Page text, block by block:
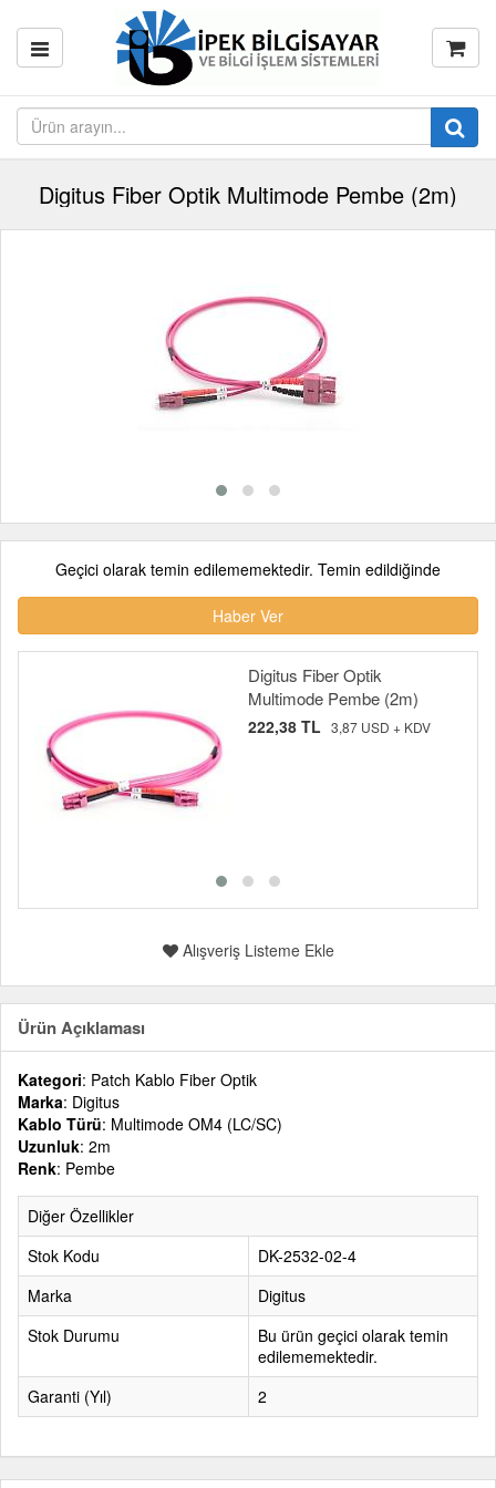
Digitus Fiber Optik Multimode Pembe (2m)
Geçici olarak temin edilememektedir. Temin edildiğinde
Haber Ver
Digitus Fiber Optik
Multimode Pembe (2m)
222,38 TL 3,87 USD + KDV
Alışveriş Listeme Ekle
Ürün Açıklaması
Kategori: Patch Kablo Fiber Optik
Marka: Digitus
Kablo Türü: Multimode OM4 (LC/SC)
Uzunluk: 2m
Renk: Pembe
Diğer Özellikler
Stok Kodu
DK-2532-02-4
Marka
Digitus
Stok Durumu
Bu ürün geçici olarak temin
edilememektedir.
Garanti (Yıl)
2